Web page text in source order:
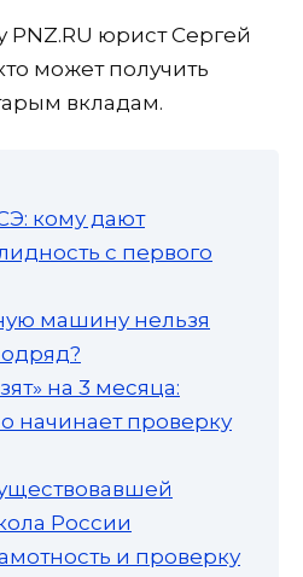
PNZ.RU юрист Сергей
может получить
вкладам.
кому дают
с первого
машину нельзя
на 3 месяца:
начинает проверку
России
и проверку